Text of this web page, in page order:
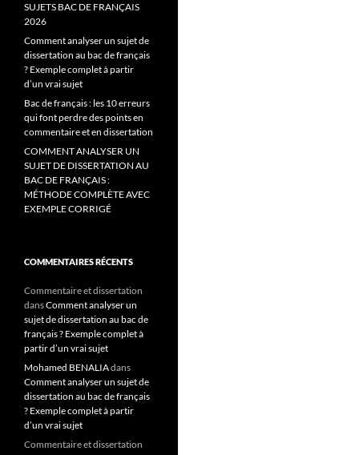
SUJETS BAC DE FRANÇAIS
2026
Comment analyser un sujet de
dissertation au bac de français
? Exemple complet à partir
d’un vrai sujet
Bac de français : les 10 erreurs
qui font perdre des points en
commentaire et en dissertation
COMMENT ANALYSER UN
SUJET DE DISSERTATION AU
BAC DE FRANÇAIS :
MÉTHODE COMPLÈTE AVEC
EXEMPLE CORRIGÉ
COMMENTAIRES RÉCENTS
Commentaire et dissertation
dansComment analyser un
sujet de dissertation au bac de
français ? Exemple complet à
partir d’un vrai sujet
Mohamed BENALIAdans
Comment analyser un sujet de
dissertation au bac de français
? Exemple complet à partir
d’un vrai sujet
Commentaire et dissertation